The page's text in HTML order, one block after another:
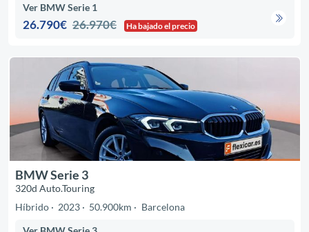
Ver BMW Serie 1
26.790€ 26.970€ Ha bajado el precio
BMW Serie 3
320d Auto.Touring
Híbrido
2023 50.900km Barcelona